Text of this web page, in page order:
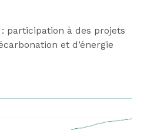
participation à des projets
et d’énergie